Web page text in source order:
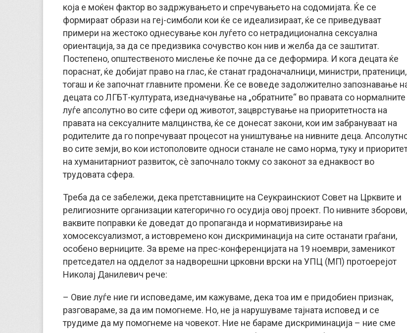
која е моќен фактор во задржувањето и спречувањето на содомијата. Ќе се
формираат образи на геј-симболи кои ќе се идеализираат, ќе се приведуваат
примери на жестоко однесување кон луѓето со нетрадиционална сексуална
ориентација, за да се предизвика сочувство кон нив и желба да се заштитат.
Постепено, општественото мислење ќе почне да се деформира. И кога децата ќе
пораснат, ќе добијат право на глас, ќе станат градоначалници, министри, пратеници,
тогаш и ќе започнат главните промени. Ќе се воведе задолжително запознавање
децата со ЛГБТ-културата, изедначување на „обратните“ во правата со нормалните
луѓе апсолутно во сите сфери од животот, зацврстување на приоритетноста на
правата на сексуалните малцинства, ќе се донесат закони, кои им забрануваат на
родителите да го попречуваат процесот на уништување на нивните деца.
во сите земји, во кои истополовите односи станале не само норма, туку и
на хуманитарниот развиток, сè започнало токму со законот за еднаквост во
трудовата сфера.
Треба да се забележи, дека претставниците на Сеукраинскиот Совет на Црквите и
религиозните организации категорично го осудија овој проект. По нивните зборови,
ваквите поправки ќе доведат до пропаганда и нормативизирање на
хомосексуализмот, а истовремено кон дискриминација на сите останати граѓани,
особено верниците. За време на прес-конференцијата на 19 ноември, заменикот
претседател на одделот за надворешни црковни врски на УПЦ (МП) протоерејот
Николај Данилевич рече:
– Овие луѓе ние ги исповедаме, им кажуваме, дека тоа им е придобиен признак,
разговараме, за да им помогнеме. Но, не ја нарушуваме тајната исповед и се
трудиме да му помогнеме на човекот. Ние не бараме дискриминација – ние сме